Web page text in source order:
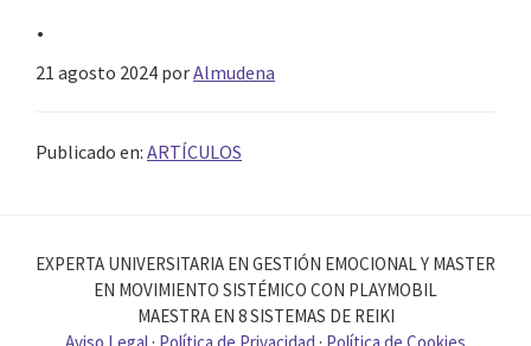
Alma
.
21 agosto 2024 porAlmudena
Publicado en: ARTÍCULOS
EXPERTA UNIVERSITARIA EN GESTIÓN EMOCIONAL Y MASTER
EN MOVIMIENTO SISTÉMICO CON PLAYMOBIL
MAESTRA EN 8 SISTEMAS DE REIKI